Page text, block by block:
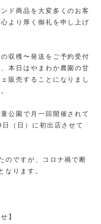
ド商品を大変多くのお客
より厚く御礼を申し上げ
収穫〜発送をご予約受付
本日はやまわか農園の甘
販売することになりまし
公園で月一回開催されて
（日）に初出店させて
のですが、コロナ禍で断
なります。
】